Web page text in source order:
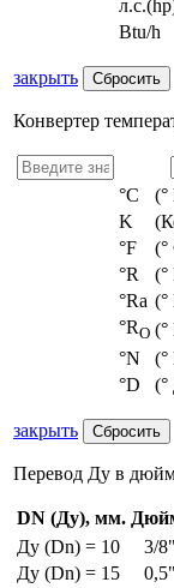
Btu/h
закрыть
Конвертер
°С
(°
K
°F
(°
°R
°Ra (°
°RO (°
°N
°D
(°
закрыть
Перевод Ду в
DN (Ду), мм.
Ду (Dn) = 10
3/8"
Ду (Dn) = 15
0,5"